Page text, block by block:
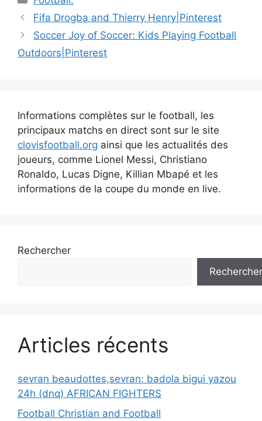
Navigation
des
Fifa Drogba and Thierry Henry|Pinterest
Soccer Joy of Soccer: Kids Playing Football
Outdoors|Pinterest
Informations complètes sur le football, les
principaux matchs en direct sont sur le site
clovisfootball.org ainsi que les actualités des
joueurs, comme Lionel Messi, Christiano
Ronaldo, Lucas Digne, Killian Mbapé et les
informations de la coupe du monde en live.
Rechercher
Rechercher
Articles récents
sevran beaudottes,sevran: badola bigui yazou
24h (dnq) AFRICAN FIGHTERS
Football Christian and Football